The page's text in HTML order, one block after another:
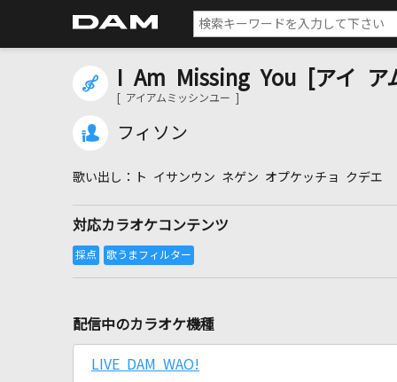
I Am Missing You [アイ ア
[ アイアムミッシンユー ]
フィソン
ト イサンウン ネゲン オプケッチョ クデエ
対応カラオケコンテンツ
配信中のカラオケ機種
LIVE DAM WAO!